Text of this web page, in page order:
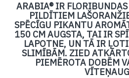
ARABIA® IR
PILDĪTIEM
SPĒCĪGU PIKANTU
150 CM AUGSTA, TAI IR
LAPOTNE, UN TĀ IR
SLIMĪBĀM. ZIED
PIEMĒROTA DOBĒM